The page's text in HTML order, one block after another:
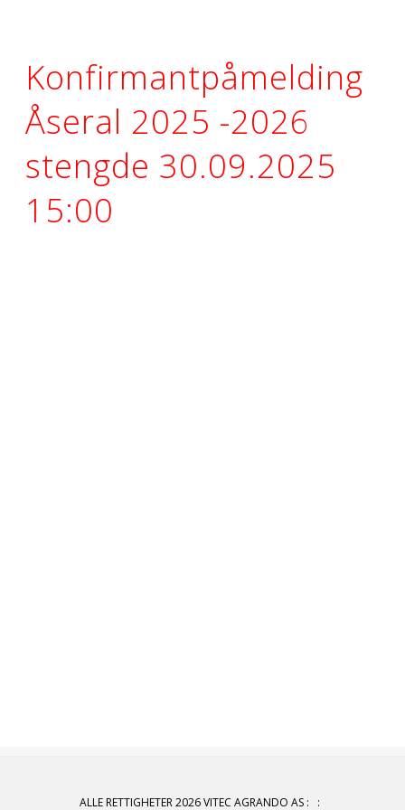
Konfirmantpåmelding
Åseral 2025 -2026
stengde 30.09.2025
15:00
ALLE RETTIGHETER 2026 VITEC AGRANDO AS : :